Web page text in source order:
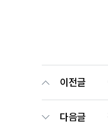
이전글
다음글